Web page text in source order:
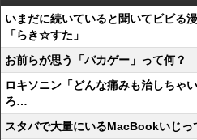
いまだに続いていると聞いてビビる
「らき☆すた」
お前らが思う「バカゲー」って何？
ロキソニン「どんな痛みも治しちゃ
ろ…
スタバで大量にいるMacBookいじっ